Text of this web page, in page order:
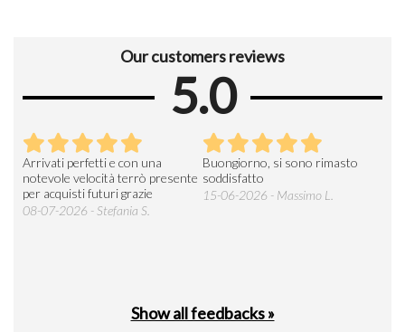
Our customers reviews
5.0
Arrivati perfetti e con una
notevole velocità terrò presente
per acquisti futuri grazie
08-07-2026 - Stefania S.
Buongiorno, si sono rimasto
soddisfatto
15-06-2026 - Massimo L.
Show all feedbacks »